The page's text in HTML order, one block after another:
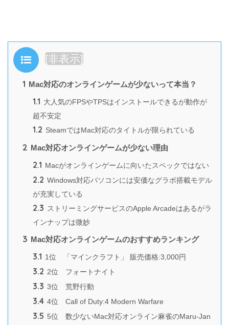
目次 [非表示]
1 Mac対応のオンラインゲームが少ないって本当？
1.1 大人気のFPSやTPSはインストールできるが動作が
超不安定
1.2 SteamではMac対応のタイトルが限られている
2 Mac対応オンラインゲームが少ない理由
2.1 Macがオンラインゲームに向いたスペックではない
2.2 Windows対応パソコンには安価なグラボ搭載モデル
が充実している
2.3 ストリーミングサービスのApple Arcadeはあるがラ
インナップは微妙
3 Mac対応オンラインゲームのおすすめランキング
3.1 1位 「マインクラフト」 販売価格:3,000円
3.2 2位 フォートナイト
3.3 3位 荒野行動
3.4 4位 Call of Duty:4 Modern Warfare
3.5 5位 数少ないMac対応オンライン麻雀のMaru-Jan